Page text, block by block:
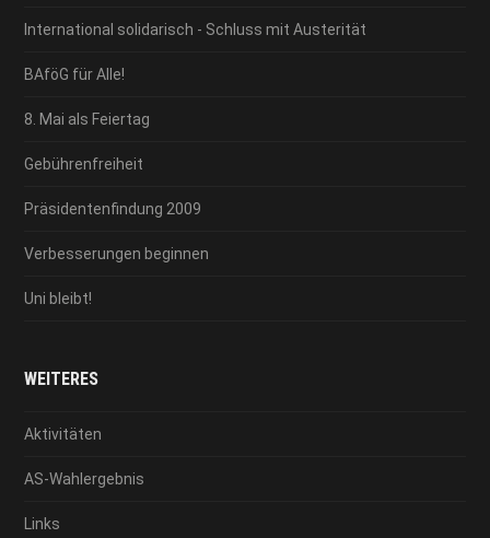
International solidarisch - Schluss mit Austerität
BAföG für Alle!
8. Mai als Feiertag
Gebührenfreiheit
Präsidentenfindung 2009
Verbesserungen beginnen
Uni bleibt!
WEITERES
Aktivitäten
AS-Wahlergebnis
Links